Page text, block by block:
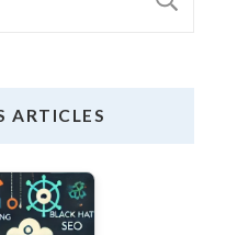
ARTICLES